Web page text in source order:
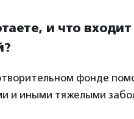
и что
фонде
и иными тяжелыми